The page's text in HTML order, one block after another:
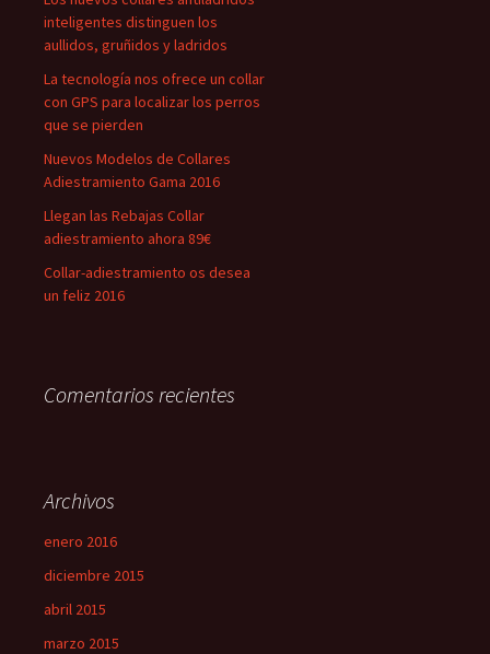
inteligentes distinguen los
aullidos, gruñidos y ladridos
La tecnología nos ofrece un collar
con GPS para localizar los perros
que se pierden
Nuevos Modelos de Collares
Adiestramiento Gama 2016
Llegan las Rebajas Collar
adiestramiento ahora 89€
Collar-adiestramiento os desea
un feliz 2016
Comentarios recientes
Archivos
enero 2016
diciembre 2015
abril 2015
marzo 2015